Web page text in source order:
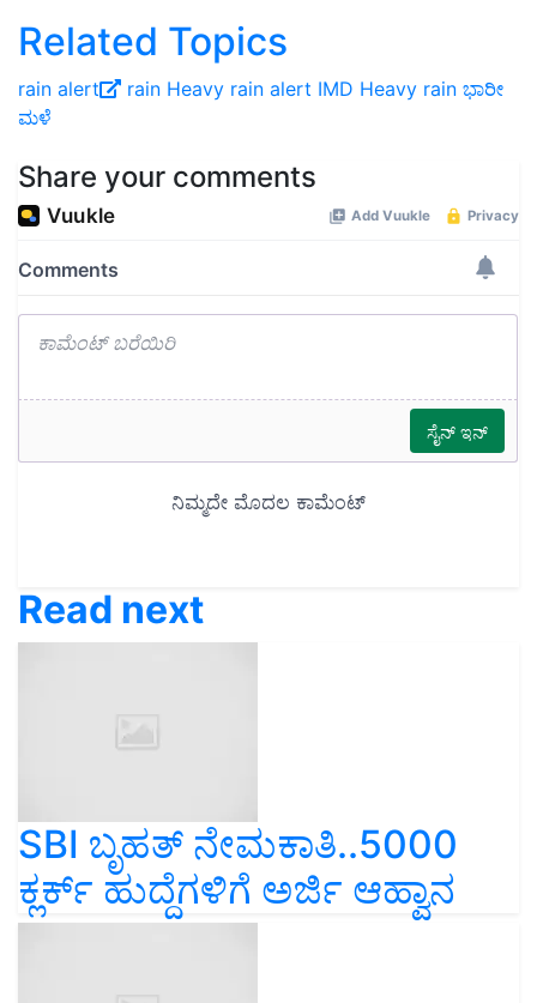
Related Topics
rain alert rain Heavy rain alert IMD Heavy rain ಭಾರೀ
ಮಳೆ
Share your comments
Read next
SBI ಬೃಹತ್‌ ನೇಮಕಾತಿ..5000
ಕ್ಲರ್ಕ್‌ ಹುದ್ದೆಗಳಿಗೆ ಅರ್ಜಿ ಆಹ್ವಾನ